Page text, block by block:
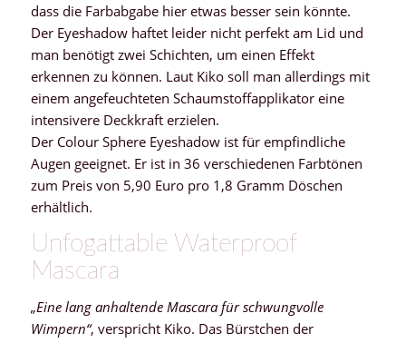
dass die Farbabgabe hier etwas besser sein könnte.
Der Eyeshadow haftet leider nicht perfekt am Lid und
man benötigt zwei Schichten, um einen Effekt
erkennen zu können. Laut Kiko soll man allerdings mit
einem angefeuchteten Schaumstoffapplikator eine
intensivere Deckkraft erzielen.
Der Colour Sphere Eyeshadow ist für empfindliche
Augen geeignet. Er ist in 36 verschiedenen Farbtönen
zum Preis von 5,90 Euro pro 1,8 Gramm Döschen
erhältlich.
Unfogattable Waterproof
Mascara
„Eine lang anhaltende Mascara für schwungvolle
Wimpern“, verspricht Kiko. Das Bürstchen der